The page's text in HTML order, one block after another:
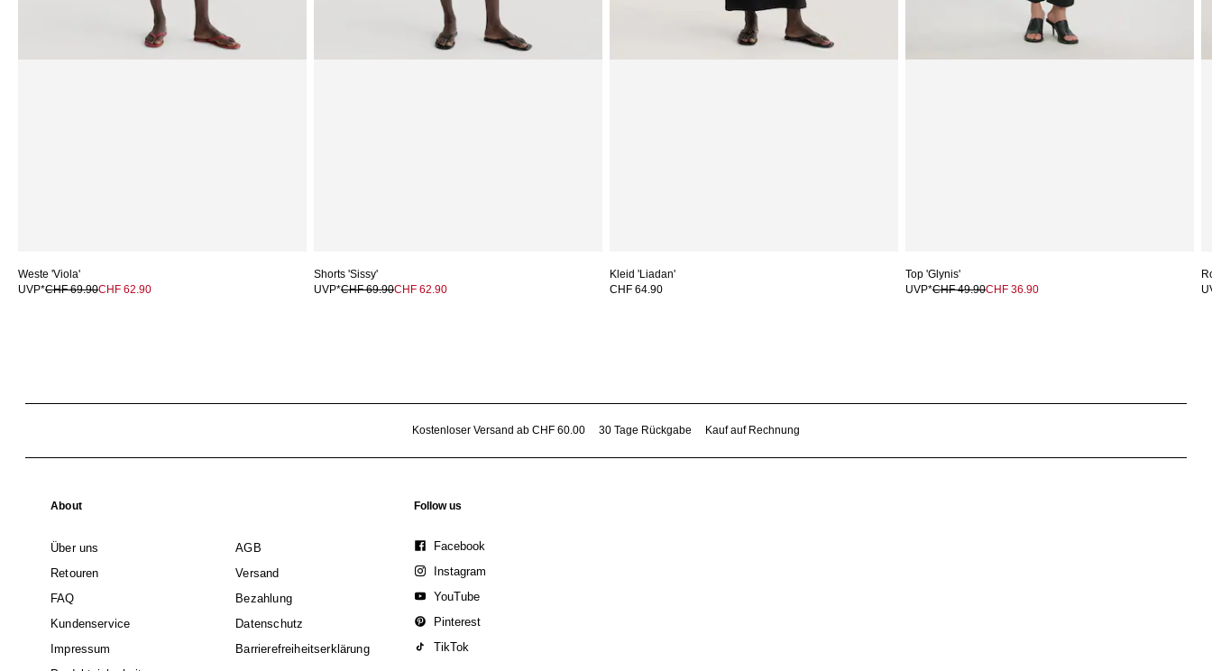
Weste 'Viola'
UVP*CHF 69.90CHF 62.90
Shorts 'Sissy'
UVP*CHF 69.90CHF 62.90
Kleid 'Liadan'
CHF 64.90
Top 'Glynis'
UVP*CHF 49.90CHF 36.90
Kostenloser Versand ab CHF 60.00 30 Tage Rückgabe Kauf auf Rechnung
About
Über uns
AGB
Retouren
Versand
FAQ
Bezahlung
Kundenservice
Datenschutz
Impressum
Barrierefreiheitserklärung
Follow us
Facebook
Instagram
YouTube
Pinterest
TikTok